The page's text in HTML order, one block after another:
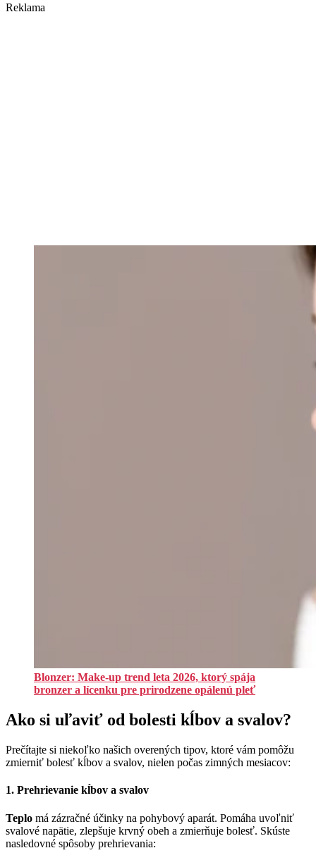
Reklama
Blonzer: Make-up trend leta 2026, ktorý spája
bronzer a lícenku pre prirodzene opálenú pleť
Ako si uľaviť od bolesti kĺbov a svalov?
Prečítajte si niekoľko našich overených tipov, ktoré vám pomôžu
zmierniť bolesť kĺbov a svalov, nielen počas zimných mesiacov:
1. Prehrievanie kĺbov a svalov
Teplo má zázračné účinky na pohybový aparát. Pomáha uvoľniť
svalové napätie, zlepšuje krvný obeh a zmierňuje bolesť. Skúste
nasledovné spôsoby prehrievania: